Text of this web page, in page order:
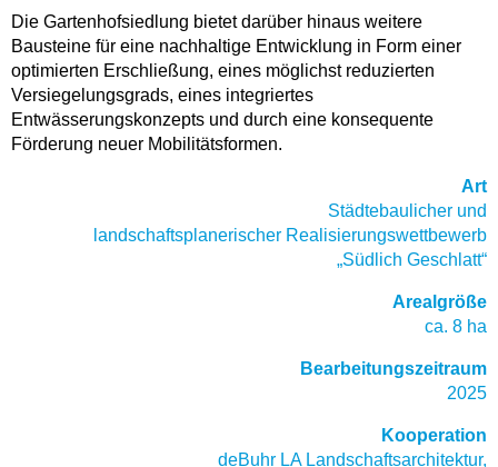
Die Gartenhofsiedlung bietet darüber hinaus weitere
Bausteine für eine nachhaltige Entwicklung in Form einer
optimierten Erschließung, eines möglichst reduzierten
Versiegelungsgrads, eines integriertes
Entwässerungskonzepts und durch eine konsequente
Förderung neuer Mobilitätsformen.
Art
Städtebaulicher und
landschaftsplanerischer Realisierungswettbewerb
„Südlich Geschlatt“
Arealgröße
ca. 8 ha
Bearbeitungszeitraum
2025
Kooperation
deBuhr LA Landschaftsarchitektur,